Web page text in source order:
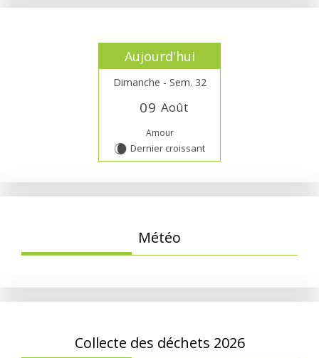
Aujourd'hui
Dimanche - Sem. 32
09 Août
Amour
W Dernier croissant
Météo
Collecte des déchets 2026